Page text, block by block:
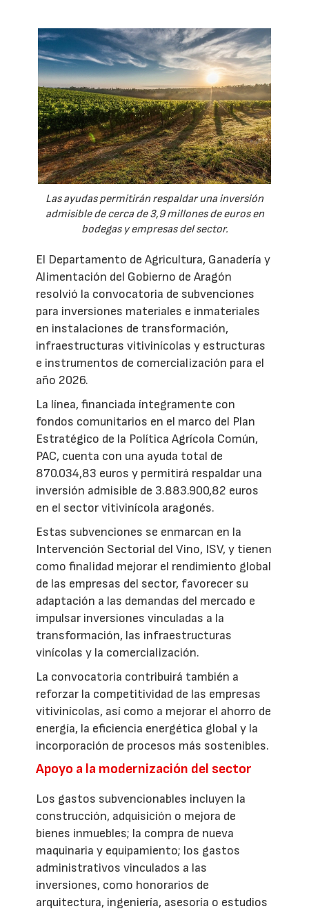
Las ayudas permitirán respaldar una inversión
admisible de cerca de 3,9 millones de euros en
bodegas y empresas del sector.
El Departamento de Agricultura, Ganadería y
Alimentación del Gobierno de Aragón
resolvió la convocatoria de subvenciones
para inversiones materiales e inmateriales
en instalaciones de transformación,
infraestructuras vitivinícolas y estructuras
e instrumentos de comercialización para el
año 2026.
La línea, financiada íntegramente con
fondos comunitarios en el marco del Plan
Estratégico de la Política Agrícola Común,
PAC, cuenta con una ayuda total de
870.034,83 euros y permitirá respaldar una
inversión admisible de 3.883.900,82 euros
en el sector vitivinícola aragonés.
Estas subvenciones se enmarcan en la
Intervención Sectorial del Vino, ISV, y tienen
como finalidad mejorar el rendimiento global
de las empresas del sector, favorecer su
adaptación a las demandas del mercado e
impulsar inversiones vinculadas a la
transformación, las infraestructuras
vinícolas y la comercialización.
La convocatoria contribuirá también a
reforzar la competitividad de las empresas
vitivinícolas, así como a mejorar el ahorro de
energía, la eficiencia energética global y la
incorporación de procesos más sostenibles.
Apoyo a la modernización del sector
Los gastos subvencionables incluyen la
construcción, adquisición o mejora de
bienes inmuebles; la compra de nueva
maquinaria y equipamiento; los gastos
administrativos vinculados a las
inversiones, como honorarios de
arquitectura, ingeniería, asesoría o estudios